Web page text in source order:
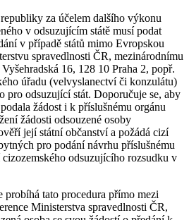
za účelem dalšího výkonu
v odsuzujícím státě musí podat
v případě států mimo Evropskou
spravedlnosti ČR, mezinárodnímu
16, 128 10 Praha 2, popř.
úřadu (velvyslanectví či konzulátu)
pro odsuzující stát. Doporučuje se, aby
žádost i k příslušnému orgánu
žádosti odsouzené osoby
její státní občanství a požádá cizí
pro podání návrhu příslušnému
odsuzujícího rozsudku v
tato procedura přímo mezi
Ministerstva spravedlnosti ČR,